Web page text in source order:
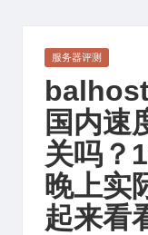
Posted
服务器评测
国内速
关吗？
晚上实
起来看